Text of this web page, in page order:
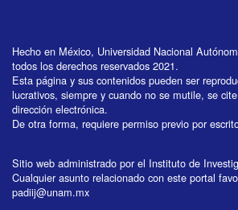
Hecho en México, Universidad Nacional
todos los derechos reservados 2021.
Esta página y sus contenidos pueden ser
lucrativos, siempre y cuando no se mutile, se
dirección electrónica.
De otra forma, requiere permiso previo por
Sitio web administrado por el Instituto de
Cualquier asunto relacionado con este portal
padiij@unam.mx